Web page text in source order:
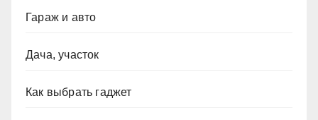
Гараж и авто
Дача, участок
Как выбрать гаджет